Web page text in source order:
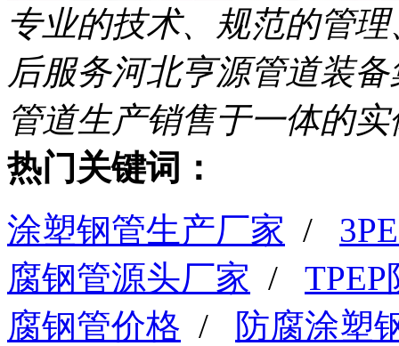
专业的技术、规范的管
后服务河北亨源管道装
管道生产销售于一体的
热门关键词：
涂塑钢管生产厂家 /
腐钢管源头厂家 /
腐钢管价格 /
防腐涂塑